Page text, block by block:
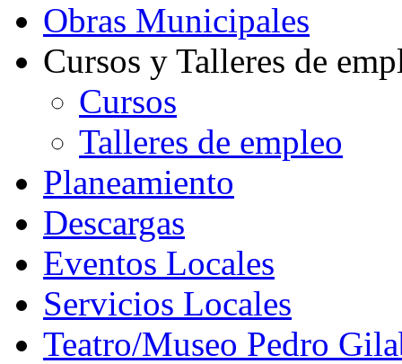
Obras Municipales
Cursos y Talleres de
Cursos
Talleres de empleo
Planeamiento
Descargas
Eventos Locales
Servicios Locales
Teatro/Museo Pedro